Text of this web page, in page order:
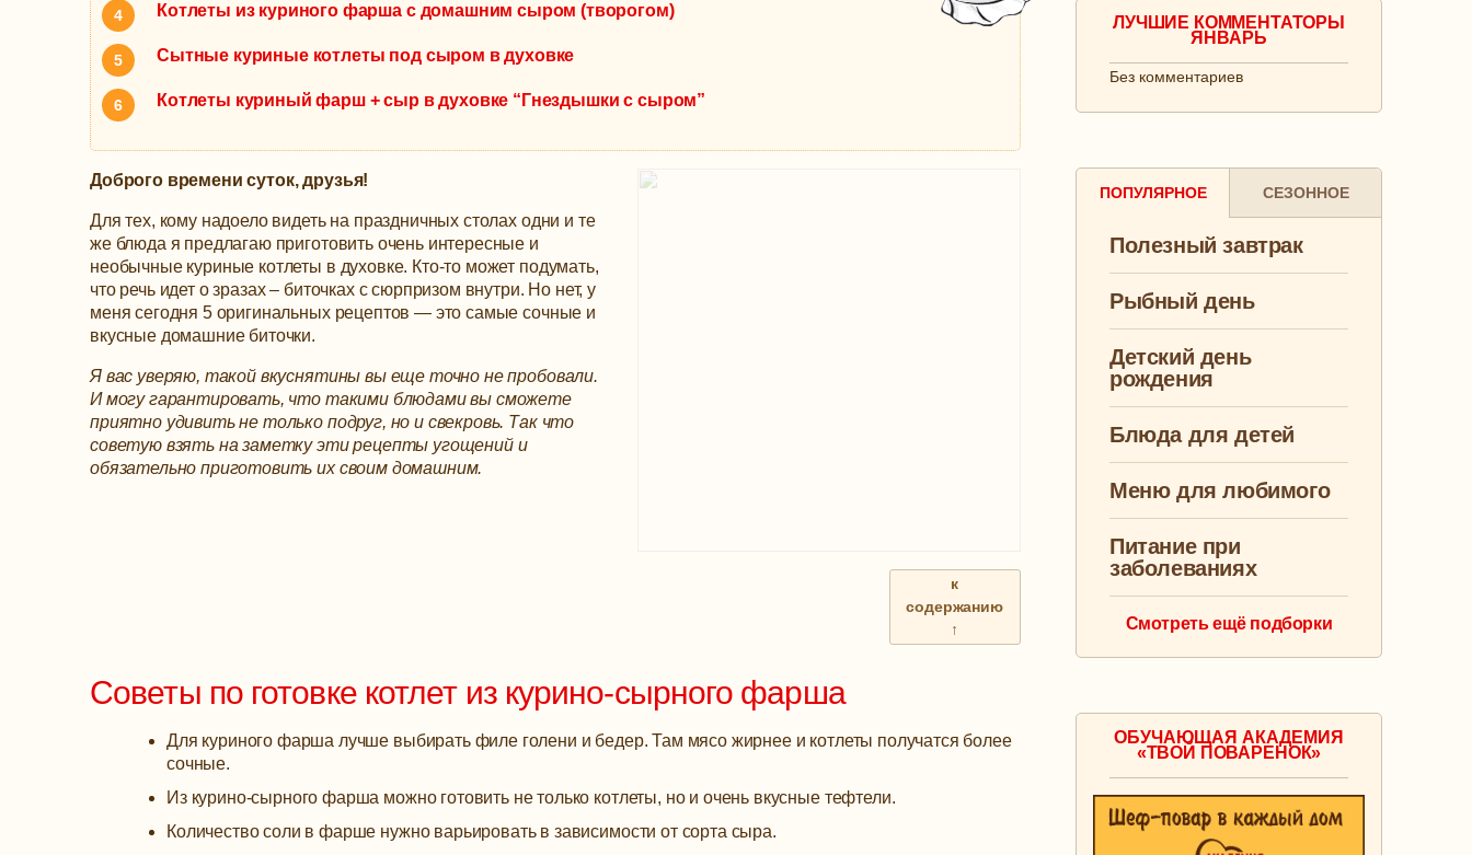
Котлеты из куриного фарша с домашним сыром (творогом)
Сытные куриные котлеты под сыром в духовке
Котлеты куриный фарш + сыр в духовке “Гнездышки с сыром”
Доброго времени суток, друзья!
Для тех, кому надоело видеть на праздничных столах одни и те
же блюда я предлагаю приготовить очень интересные и
необычные куриные котлеты в духовке. Кто-то может подумать,
что речь идет о зразах – биточках с сюрпризом внутри. Но нет, у
меня сегодня 5 оригинальных рецептов — это самые сочные и
вкусные домашние биточки.
Я вас уверяю, такой вкуснятины вы еще точно не пробовали.
И могу гарантировать, что такими блюдами вы сможете
приятно удивить не только подруг, но и свекровь. Так что
советую взять на заметку эти рецепты угощений и
обязательно приготовить их своим домашним.
к
содержанию
↑
Советы по готовке котлет из курино-сырного фарша
Для куриного фарша лучше выбирать филе голени и бедер. Там мясо жирнее и котлеты получатся более
сочные.
Из курино-сырного фарша можно готовить не только котлеты, но и очень вкусные тефтели.
Количество соли в фарше нужно варьировать в зависимости от сорта сыра.
ЛУЧШИЕ КОММЕНТАТОРЫ
ЯНВАРЬ
Без комментариев
ПОПУЛЯРНОЕ СЕЗОННОЕ
Полезный завтрак
Рыбный день
Детский день
рождения
Блюда для детей
Меню для любимого
Питание при
заболеваниях
Смотреть ещё подборки
ОБУЧАЮЩАЯ АКАДЕМИЯ
«ТВОЙ ПОВАРЕНОК»